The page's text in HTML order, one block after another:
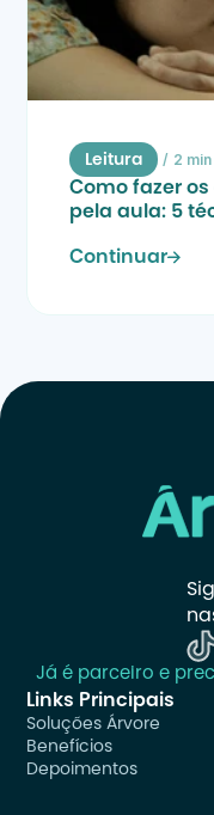
Leitura / 2 min
Como fazer
pela aula: 5
Continuar
Já é parceiro e
Links Principais
Soluções Árvore
Benefícios
Depoimentos